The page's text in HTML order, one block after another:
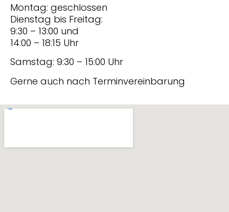
Montag: geschlossen
Dienstag bis Freitag:
9:30 – 13:00 und
14:00 – 18:15 Uhr
Samstag: 9:30 – 15:00 Uhr
Gerne auch nach Terminvereinbarung